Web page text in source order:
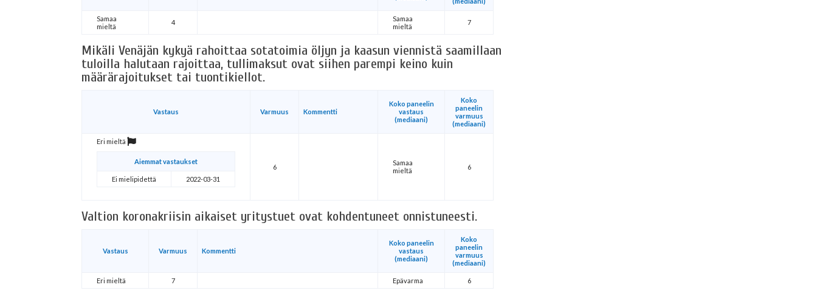
Samaa
mieltä
4
Samaa
mieltä
7
Mikäli Venäjän kykyä rahoittaa sotatoimia öljyn ja kaasun viennistä saamillaan
tuloilla halutaan rajoittaa, tullimaksut ovat siihen parempi keino kuin
määrärajoitukset tai tuontikiellot.
Vastaus Varmuus Kommentti
Koko paneelin
vastaus
(mediaani)
Koko
paneelin
varmuus
(mediaani)
Eri mieltä
Aiemmat vastaukset
Ei mielipidettä 2022-03-31
6
Samaa
mieltä
6
Valtion koronakriisin aikaiset yritystuet ovat kohdentuneet onnistuneesti.
Vastaus Varmuus Kommentti
Koko paneelin
vastaus
(mediaani)
Koko
paneelin
varmuus
(mediaani)
Eri mieltä 7 Epävarma 6